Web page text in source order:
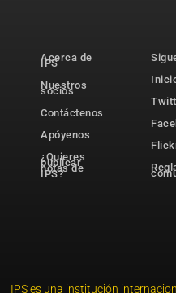
Acerca de
IPS
Nuestros
socios
Contáctenos
Apóyenos
¿Quieres
publicar
notas de
IPS?
IPS es una institución